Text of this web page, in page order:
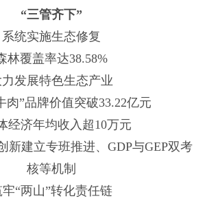
“三管齐下”
系统实施生态修复
林覆盖率达38.58%
力发展特色生态产业
肉”品牌价值突破33.22亿元
经济年均收入超10万元
新建立专班推进、GDP与GEP双考
核等机制
牢“两山”转化责任链